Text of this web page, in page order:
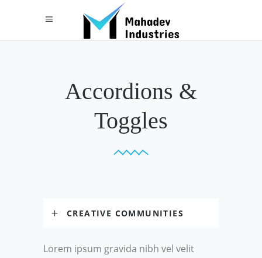
Accordions &
Toggles
CREATIVE COMMUNITIES
Lorem ipsum gravida nibh vel velit